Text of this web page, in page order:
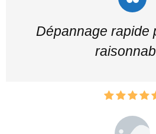
Dépannage rapide